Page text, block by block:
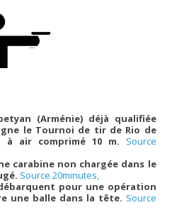
(Arménie) déjà qualifiée
le Tournoi de tir de Rio de
air comprimé 10 m. Source
carabine non chargée dans le
Source 20minutes,
pour une opération
une balle dans la tête. Source